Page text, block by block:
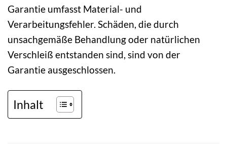
Garantie umfasst Material- und
Verarbeitungsfehler. Schäden, die durch
unsachgemäße Behandlung oder natürlichen
Verschleiß entstanden sind, sind von der
Garantie ausgeschlossen.
Inhalt